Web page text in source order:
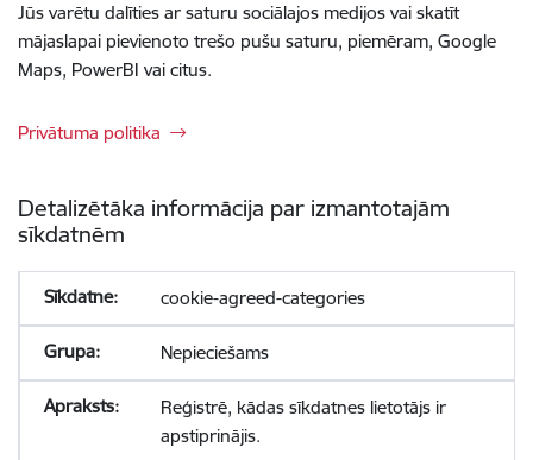
Jūs varētu dalīties ar saturu sociālajos medijos vai skatīt
mājaslapai pievienoto trešo pušu saturu, piemēram, Google
Maps, PowerBI vai citus.
Privātuma politika
Detalizētāka informācija par izmantotajām
sīkdatnēm
cookie-agreed-categories
Nepieciešams
Reģistrē, kādas sīkdatnes lietotājs ir
apstiprinājis.